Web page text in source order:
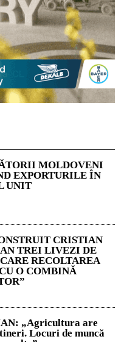
MOLDOVENI
EXPORTURILE ÎN
UNIT
CRISTIAN
TREI LIVEZI DE
RECOLTAREA
O COMBINĂ
„Agricultura are
Locuri de muncă